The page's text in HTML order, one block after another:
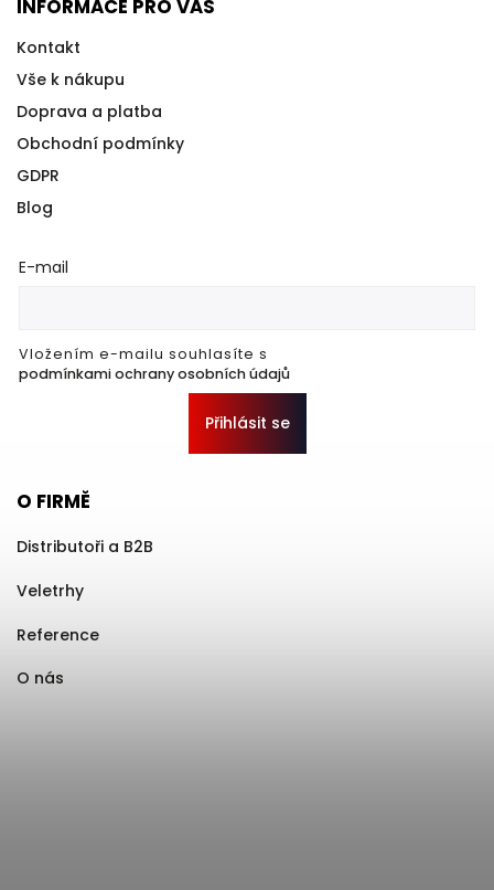
INFORMACE PRO VÁS
Kontakt
Vše k nákupu
Doprava a platba
Obchodní podmínky
GDPR
Blog
E-mail
Vložením e-mailu souhlasíte s
podmínkami ochrany osobních údajů
Přihlásit se
O FIRMĚ
Distributoři a B2B
Veletrhy
Reference
O nás